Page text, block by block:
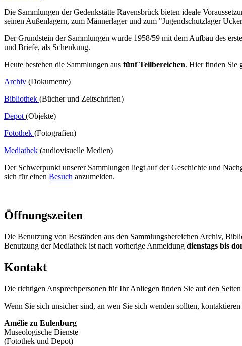
Die Sammlungen der Gedenkstätte Ravensbrück bieten ideale
seinen Außenlagern, zum Männerlager und zum "Jugendschutzlager
Der Grundstein der Sammlungen wurde 1958/59 mit dem Aufbau des
und Briefe, als Schenkung.
Heute bestehen die Sammlungen aus fünf Teilbereichen. Hier finden Sie
Archiv (Dokumente)
Bibliothek (Bücher und Zeitschriften)
Depot (Objekte)
Fotothek (Fotografien)
Mediathek (audiovisuelle Medien)
Der Schwerpunkt unserer Sammlungen liegt auf der Geschichte und
sich für einen Besuch anzumelden.
Öffnungszeiten
Die Benutzung von Beständen aus den Sammlungsbereichen Archiv,
Benutzung der Mediathek ist nach vorherige Anmeldung dienstags bis
Kontakt
Die richtigen Ansprechpersonen für Ihr Anliegen finden Sie auf den
Wenn Sie sich unsicher sind, an wen Sie sich wenden sollten, kontaktieren
Amélie zu Eulenburg
Museologische Dienste
(Fotothek und Depot)